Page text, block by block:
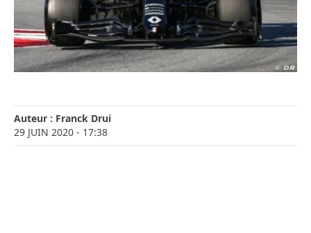
Auteur : Franck Drui
29 JUIN 2020 - 17:38